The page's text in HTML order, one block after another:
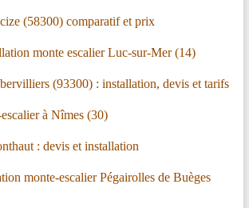
(58300) comparatif et prix
monte escalier Luc-sur-Mer (14)
(93300) : installation, devis et tarifs
à Nîmes (30)
: devis et installation
monte-escalier Pégairolles de Buèges